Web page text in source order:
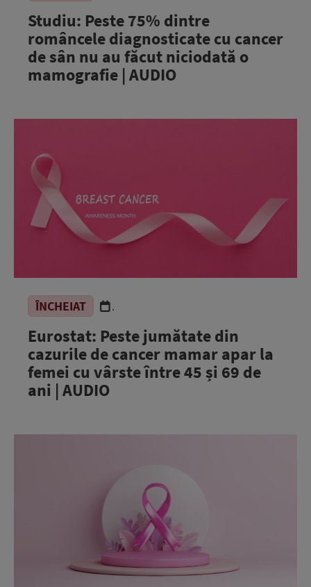
Studiu: Peste 75% dintre
româncele diagnosticate cu cancer
de sân nu au făcut niciodată o
mamografie | AUDIO
ÎNCHEIAT .
Eurostat: Peste jumătate din
cazurile de cancer mamar apar la
femei cu vârste între 45 și 69 de
ani | AUDIO